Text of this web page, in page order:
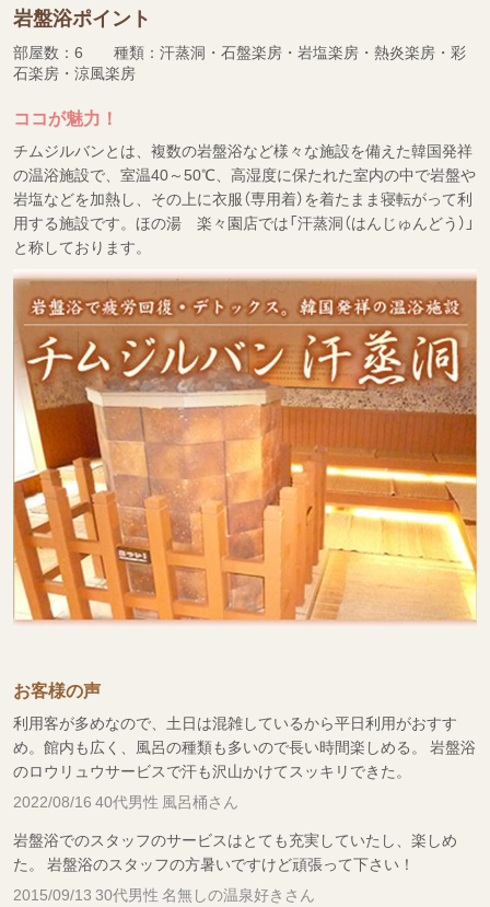
岩盤浴ポイント
部屋数：6 種類：汗蒸洞・石盤楽房・岩塩楽房・熱炎楽房・彩
石楽房・涼風楽房
ココが魅力！
チムジルバンとは、複数の岩盤浴など様々な施設を備えた韓国発祥
の温浴施設で、室温40～50℃、高湿度に保たれた室内の中で岩盤や
岩塩などを加熱し、その上に衣服（専用着）を着たまま寝転がって利
用する施設です。ほの湯 楽々園店では「汗蒸洞（はんじゅんどう）」
と称しております。
お客様の声
利用客が多めなので、土日は混雑しているから平日利用がおすす
め。館内も広く、風呂の種類も多いので長い時間楽しめる。 岩盤浴
のロウリュウサービスで汗も沢山かけてスッキリできた。
2022/08/16 40代男性 風呂桶さん
岩盤浴でのスタッフのサービスはとても充実していたし、楽しめ
た。 岩盤浴のスタッフの方暑いですけど頑張って下さい！
2015/09/13 30代男性 名無しの温泉好きさん